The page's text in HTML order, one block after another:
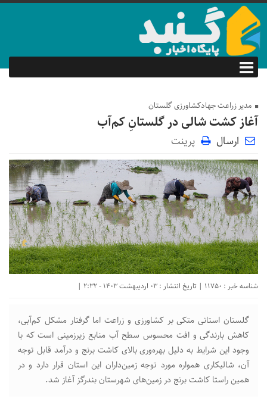
مدیر زراعت جهادکشاورزی گلستان
آغاز کشت شالی در گلستانِ کم‌آب
ارسال پرینت
شناسه خبر : 11750 | تاریخ انتشار : 03 اردیبهشت 1403 - 2:32 |
گلستان استانی متکی بر کشاورزی و زراعت اما گرفتار مشکل کم‌آبی،
کاهش بارندگی و افت محسوس سطح آب منابع زیرزمینی است که با
وجود این شرایط به دلیل بهره‌وری بالای کاشت برنج و درآمد قابل توجه
آن، شالیکاری همواره مورد توجه زمین‌داران این استان قرار دارد و در
همین راستا کاشت برنج در زمین‌های شهرستان بندرگز آغاز شد.